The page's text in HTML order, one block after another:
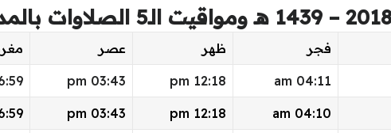
فجر ظهر عصر
04:11 am
12:18 pm
03:43 pm
pm
04:10 am
12:18 pm
03:43 pm
pm